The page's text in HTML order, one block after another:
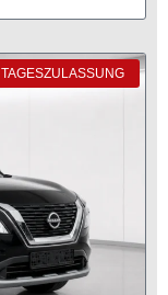
TAGESZULASSUNG